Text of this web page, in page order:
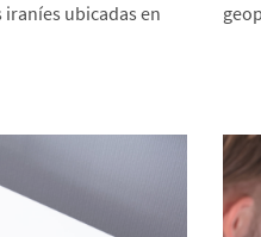
ubicadas en